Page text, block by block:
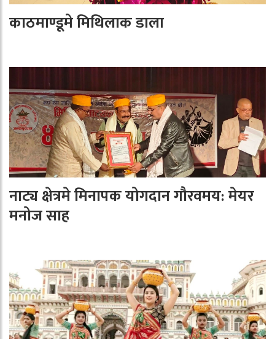
काठमाण्डूमे मिथिलाक डाला
नाट्य क्षेत्रमे मिनापक योगदान गौरवमय: मेयर
मनोज साह